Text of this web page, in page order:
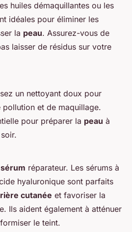
huiles démaquillantes ou les
idéales pour éliminer les
la peau. Assurez-vous de
laisser de résidus sur votre
un nettoyant doux pour
et de maquillage.
pour préparer la peau à
sérum réparateur. Les sérums à
hyaluronique sont parfaits
cutanée et favoriser la
Ils aident également à atténuer
le teint.